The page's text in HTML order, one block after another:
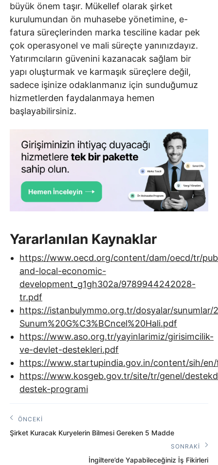
büyük önem taşır. Mükellef olarak şirket
kurulumundan ön muhasebe yönetimine, e-
fatura süreçlerinden marka tesciline kadar pek
çok operasyonel ve mali süreçte yanınızdayız.
Yatırımcıların güvenini kazanacak sağlam bir
yapı oluşturmak ve karmaşık süreçlere değil,
sadece işinize odaklanmanız için sunduğumuz
hizmetlerden faydalanmaya hemen
başlayabilirsiniz.
Yararlanılan Kaynaklar
https://www.oecd.org/content/dam/oecd/tr/
and-local-economic-
development_g1gh302a/9789944242028-
tr.pdf
https://istanbulymmo.org.tr/dosyalar/sunumlar/
Sunum%20G%C3%BCncel%20Hali.pdf
https://www.aso.org.tr/yayinlarimiz/girisimcilik-
ve-devlet-destekleri.pdf
https://www.startupindia.gov.in/content/sih/
https://www.kosgeb.gov.tr/site/tr/genel/
destek-programi
Yazı
gezinmesi
ÖNCEKI
Önceki
Şirket Kuracak Kuryelerin Bilmesi Gereken 5 Madde
SONRAKI
Sonraki
İngiltere’de Yapabileceğiniz İş Fikirleri